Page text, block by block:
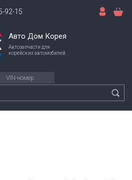
92-15
Авто Дом Корея
Автозапчасти для
корейских автомобилей
VIN-номер